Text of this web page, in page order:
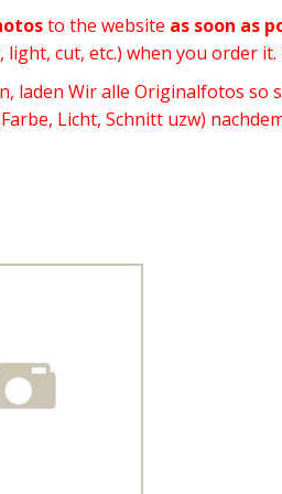
to the website as soon as
light, cut, etc.) when you order it.
laden Wir alle Originalfotos so
Licht, Schnitt uzw)